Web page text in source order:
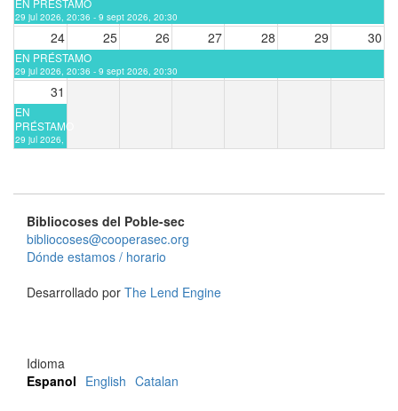
EN PRÉSTAMO
29 jul 2026, 20:36 - 9 sept 2026, 20:30
24 25 26 27 28 29 30
EN PRÉSTAMO
29 jul 2026, 20:36 - 9 sept 2026, 20:30
31
EN
PRÉSTAMO
29 jul 2026,
20:36 - 9
Bibliocoses del Poble-sec
bibliocoses@cooperasec.org
Dónde estamos / horario
Desarrollado por The Lend Engine
Idioma
Espanol English Catalan